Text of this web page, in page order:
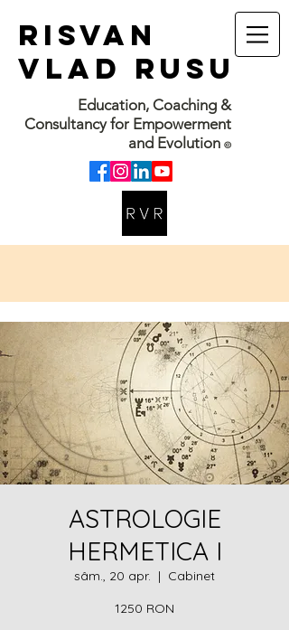
RISVAN
VLAD RUSU
Education, Coaching &
Consultancy for Empowerment
and Evolution ©
ASTROLOGIE
HERMETICA I
sâm., 20 apr.
  |
Cabinet
1250 RON